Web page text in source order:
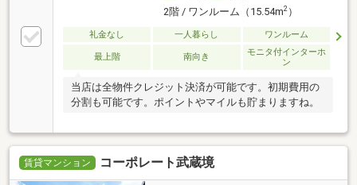
2階 / ワンルーム（15.54m2）
礼金なし 一人暮らし ワンルーム
最上階 南向き
モニタ付インターホ
ン
当店は全物件クレジット決済が可能です。初期費用の
分割も可能です。ポイントやマイルも貯まりますね。
賃貸マンション コーポレート武蔵境